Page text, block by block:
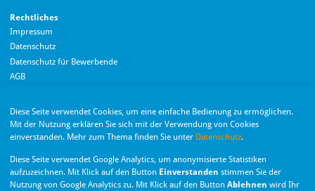
Rechtliches
Impressum
Datenschutz
Datenschutz für Bewerbende
AGB
GmbH ist eine Tochter­gesellschaft der Stadt Monheim
am Rhein.
Diese Seite verwendet Cookies, um eine einfache Bedienung zu ermöglichen.
Mit der Nutzung erklären Sie sich mit der Verwendung von Cookies
einverstanden. Mehr zum Thema finden Sie unter Datenschutz.
Diese Seite verwendet Google Analytics, um anonymisierte Statistiken
aufzuzeichnen. Mit Klick auf den Button Einverstanden stimmen Sie der
Nutzung von Google Analytics zu. Mit Klick auf den Button Ablehnen wird Ihr
Wir nutzen Langdock zur Bereitstellung eines KI-Chatbots. Mit dem Laden des
Chatbots erklären Sie sich mit der
Datenschutzerklärung von Langdock
Chatbot laden